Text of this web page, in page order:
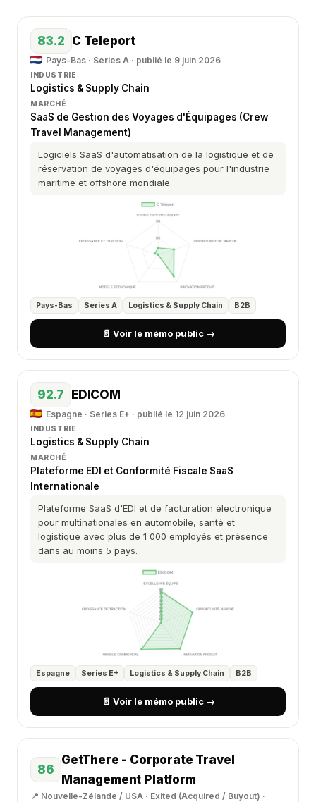
83.2 C Teleport
Pays-Bas · Series A · publié le 9 juin 2026
INDUSTRIE
Logistics & Supply Chain
MARCHÉ
SaaS de Gestion des Voyages d'Équipages (Crew
Travel Management)
Logiciels SaaS d'automatisation de la logistique et de
réservation de voyages d'équipages pour l'industrie
maritime et offshore mondiale.
Pays-Bas Series A Logistics & Supply Chain B2B
📄 Voir le mémo public →
92.7 EDICOM
Espagne · Series E+ · publié le 12 juin 2026
INDUSTRIE
Logistics & Supply Chain
MARCHÉ
Plateforme EDI et Conformité Fiscale SaaS
Internationale
Plateforme SaaS d'EDI et de facturation électronique
pour multinationales en automobile, santé et
logistique avec plus de 1 000 employés et présence
dans au moins 5 pays.
Espagne Series E+ Logistics & Supply Chain B2B
📄 Voir le mémo public →
86
GetThere - Corporate Travel
Management Platform
📍 Nouvelle-Zélande / USA · Exited (Acquired / Buyout) ·